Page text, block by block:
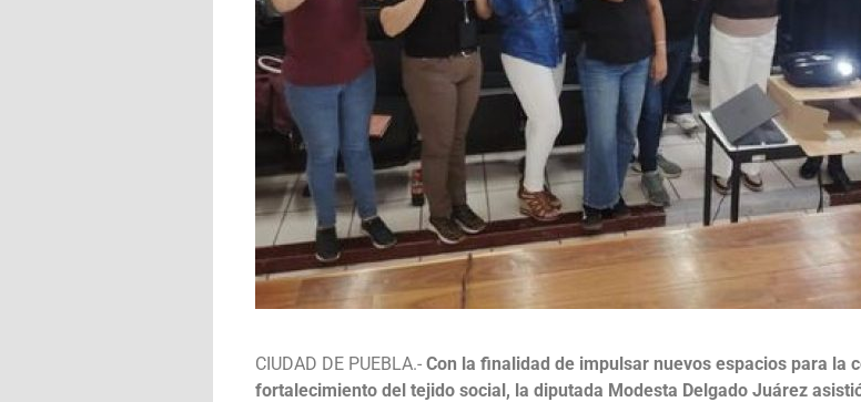
CIUDAD DE PUEBLA.-Con la finalidad de impulsar nuevos espacios para la
fortalecimiento del tejido social, la diputada Modesta Delgado Juárez